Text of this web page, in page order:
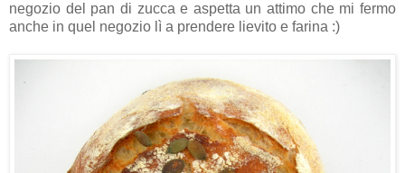
negozio del pan di zucca e aspetta un attimo che mi fermo
anche in quel negozio lì a prendere lievito e farina :)